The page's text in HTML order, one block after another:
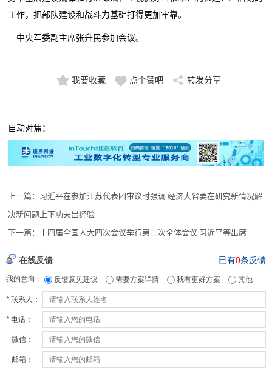
工作，把部队建设和战斗力基础打得更加牢靠。
中央军委副主席张升民参加会议。
我要收藏 点个赞吧 转发分享
自动对焦：
上一篇： 习近平在参加江苏代表团审议时强调 经济大省要在研究新情况解
决新问题上下功夫出经验
下一篇：十四届全国人大四次会议举行第二次全体会议 习近平等出席